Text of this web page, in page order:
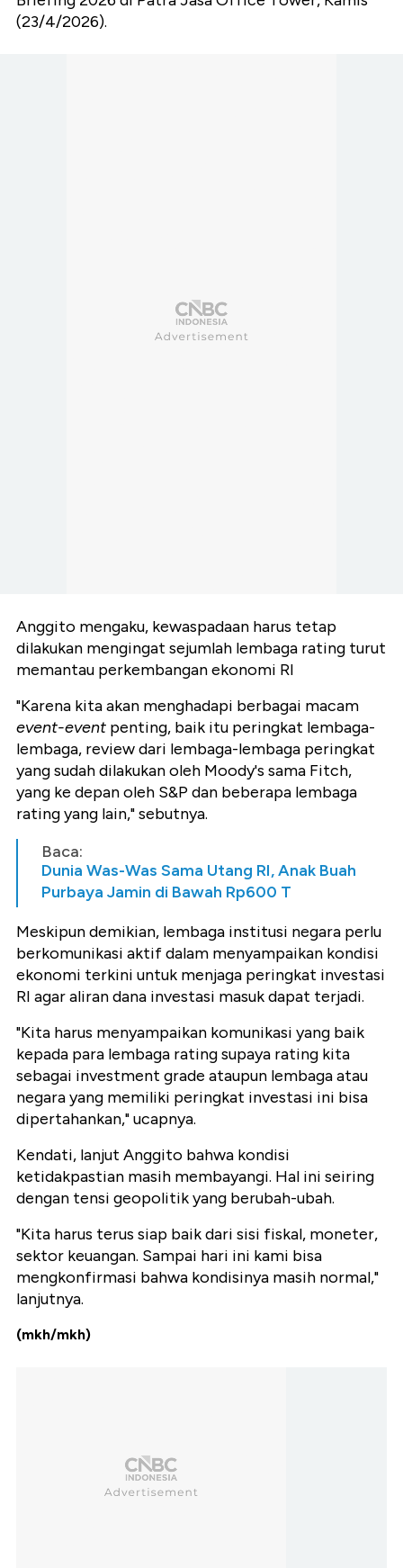
(23/4/2026).
Anggito mengaku, kewaspadaan harus tetap
dilakukan mengingat sejumlah lembaga rating turut
memantau perkembangan ekonomi RI
"Karena kita akan menghadapi berbagai macam
event-event penting, baik itu peringkat lembaga-
lembaga, review dari lembaga-lembaga peringkat
yang sudah dilakukan oleh Moody's sama Fitch,
yang ke depan oleh S&P dan beberapa lembaga
rating yang lain," sebutnya.
Baca:
Dunia Was-Was Sama Utang RI, Anak Buah
Purbaya Jamin di Bawah Rp600 T
Meskipun demikian, lembaga institusi negara perlu
berkomunikasi aktif dalam menyampaikan kondisi
ekonomi terkini untuk menjaga peringkat investasi
RI agar aliran dana investasi masuk dapat terjadi.
"Kita harus menyampaikan komunikasi yang baik
kepada para lembaga rating supaya rating kita
sebagai investment grade ataupun lembaga atau
negara yang memiliki peringkat investasi ini bisa
dipertahankan," ucapnya.
Kendati, lanjut Anggito bahwa kondisi
ketidakpastian masih membayangi. Hal ini seiring
dengan tensi geopolitik yang berubah-ubah.
"Kita harus terus siap baik dari sisi fiskal, moneter,
sektor keuangan. Sampai hari ini kami bisa
mengkonfirmasi bahwa kondisinya masih normal,"
lanjutnya.
(mkh/mkh)